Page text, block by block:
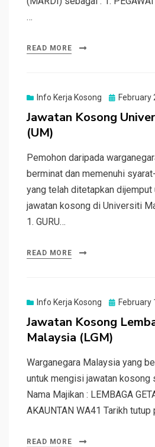
…
READ MORE
Info Kerja Kosong
Posted
February
Jawatan Kosong
(UM)
Pemohon daripada
berminat dan memenuhi
yang telah ditetapkan dijemput
jawatan kosong di Universiti
1. GURU…
READ MORE
Info Kerja Kosong
Posted
February
Jawatan Kosong
Malaysia (LGM)
Warganegara Malaysia yang
untuk mengisi jawatan kosong
Nama Majikan : LEMBAGA
AKAUNTAN WA41 Tarikh
READ MORE